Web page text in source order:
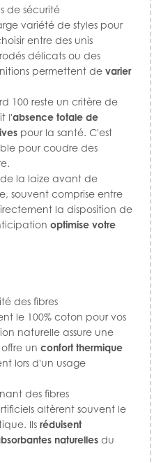
de sécurité
variété de styles pour
entre des unis
délicats ou des
permettent de varier
100 reste un critère de
l'absence totale de
pour la santé. C'est
pour coudre des
de la laize avant de
souvent comprise entre
la disposition de
optimise votre
des fibres
le 100% coton pour vos
naturelle assure une
un confort thermique
lors d'un usage
des fibres
altèrent souvent le
Ils réduisent
naturelles du